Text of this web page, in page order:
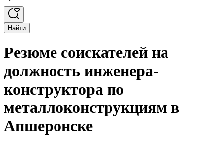
Найти
Резюме соискателей на
должность инженера-
конструктора по
металлоконструкциям в
Апшеронске